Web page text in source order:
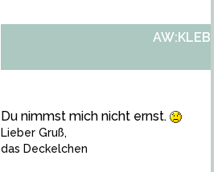
Du nimmst mich nicht ernst.
Lieber Gruß,
das Deckelchen